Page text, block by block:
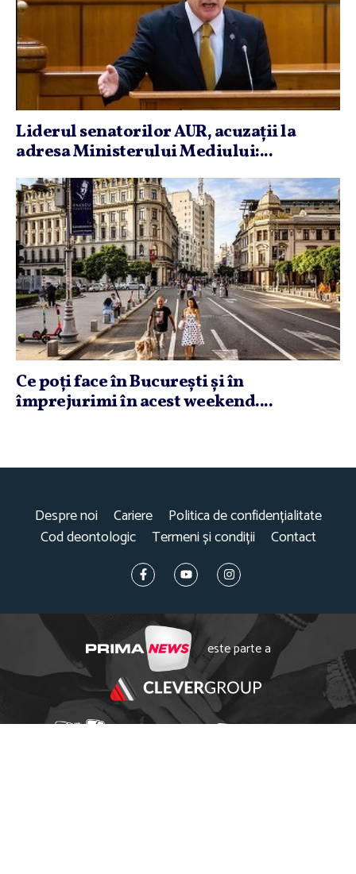
Liderul senatorilor AUR, acuzaţii la
adresa Ministerului Mediului:...
Ce poţi face în Bucureşti şi în
împrejurimi în acest weekend....
Despre noi Cariere
Politica de confidențialitate
Cod deontologic
Termeni și condiții Contact
este parte a